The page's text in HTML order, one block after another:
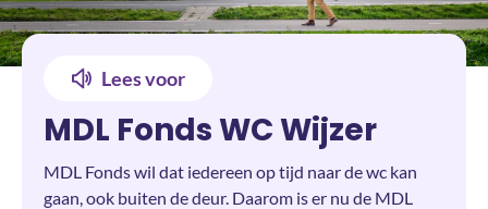
Lees voor
MDL Fonds WC Wijzer
MDL Fonds wil dat iedereen op tijd naar de wc kan
gaan, ook buiten de deur. Daarom is er nu de MDL